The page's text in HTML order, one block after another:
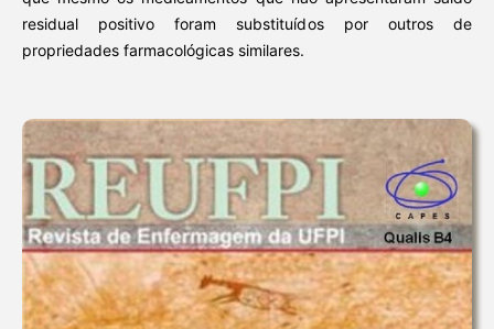
residual positivo foram substituídos por outros de
propriedades farmacológicas similares.